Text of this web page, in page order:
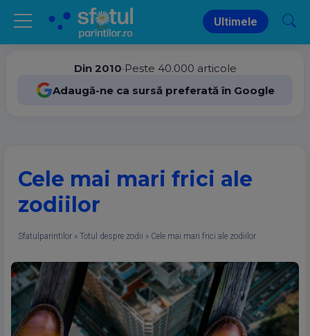
Ultimele
Din 2010•Peste 40.000 articole
Adaugă-ne ca sursă preferată în Google
Cele mai mari frici ale
zodiilor
Sfatulparintilor » Totul despre zodii » Cele mai mari frici ale zodiilor